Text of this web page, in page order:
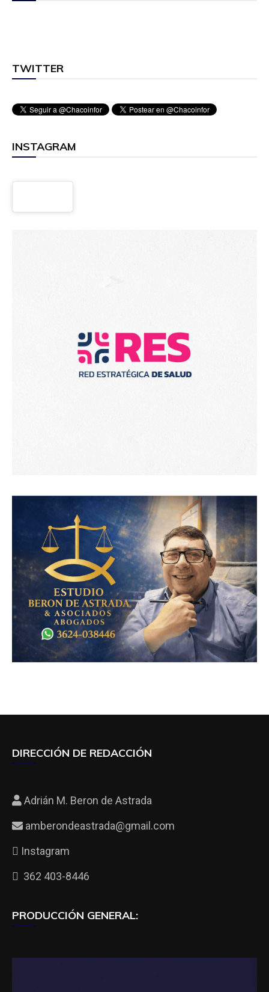
TWITTER
INSTAGRAM
DIRECCIÓN DE REDACCIÓN
Adrián M. Beron de Astrada
amberondeastrada@gmail.com
Instagram
362 403-8446
PRODUCCIÓN GENERAL: